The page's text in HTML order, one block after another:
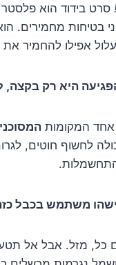
סרט בידוד הוא
בטיחות מחמירים.
אפילו להחמיר
היא רק בקצה,
אחד המקומות
לחשוף חוטים,
משתמש בכבל
כל, מזל. אבל אל